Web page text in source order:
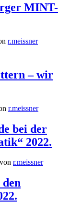
MINT-
r.meissner
– wir
r.meissner
bei der
2022.
r.meissner